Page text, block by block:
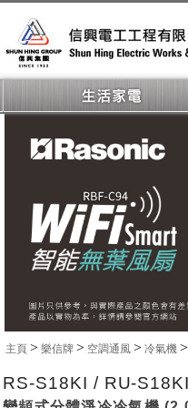
主頁 > 樂信牌 > 空調通風 > 冷氣機 >
RS-S18KI / RU-S18KI